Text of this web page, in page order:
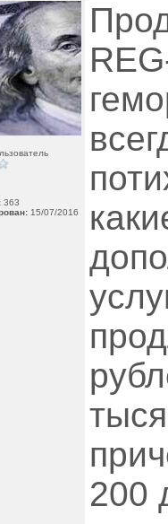
363
15/07/2016
200